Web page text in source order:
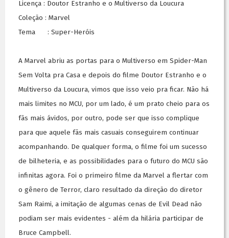
Licença : Doutor Estranho e o Multiverso da Loucura
Coleção : Marvel
Tema : Super-Heróis
A Marvel abriu as portas para o Multiverso em Spider-Man
Sem Volta pra Casa e depois do filme Doutor Estranho e o
Multiverso da Loucura, vimos que isso veio pra ficar. Não há
mais limites no MCU, por um lado, é um prato cheio para os
fãs mais ávidos, por outro, pode ser que isso complique
para que aquele fãs mais casuais conseguirem continuar
acompanhando. De qualquer forma, o filme foi um sucesso
de bilheteria, e as possibilidades para o futuro do MCU são
infinitas agora. Foi o primeiro filme da Marvel a flertar com
o gênero de Terror, claro resultado da direção do diretor
Sam Raimi, a imitação de algumas cenas de Evil Dead não
podiam ser mais evidentes - além da hilária participar de
Bruce Campbell.